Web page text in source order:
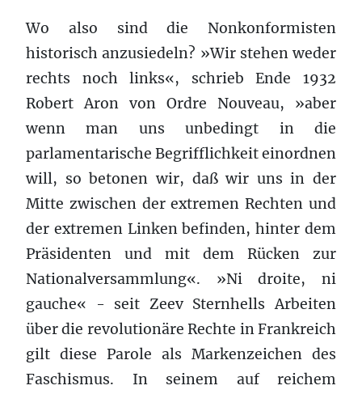
Wo also sind die Nonkonformisten
historisch anzusiedeln? »Wir stehen weder
rechts noch links«, schrieb Ende 1932
Robert Aron von Ordre Nouveau, »aber
wenn man uns unbedingt in die
parlamentarische Begrifflichkeit einordnen
will, so betonen wir, daß wir uns in der
Mitte zwischen der extremen Rechten und
der extremen Linken befinden, hinter dem
Präsidenten und mit dem Rücken zur
Nationalversammlung«. »Ni droite, ni
gauche« - seit Zeev Sternhells Arbeiten
über die revolutionäre Rechte in Frankreich
gilt diese Parole als Markenzeichen des
Faschismus. In seinem auf reichem